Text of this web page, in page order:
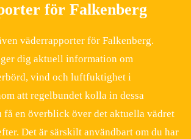
för Falkenberg
väderrapporter för Falkenberg.
dig aktuell information om
vind och luftfuktighet i
att regelbundet kolla in dessa
få en överblick över det aktuella vädret
Det är särskilt användbart om du har